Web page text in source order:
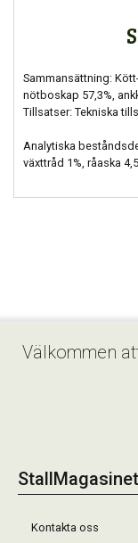
Sammansättning:
nötboskap 57,3%,
Tillsatser: Tekniska
Analytiska
växttråd 1%, råaska
Välkommen
Kontakta oss